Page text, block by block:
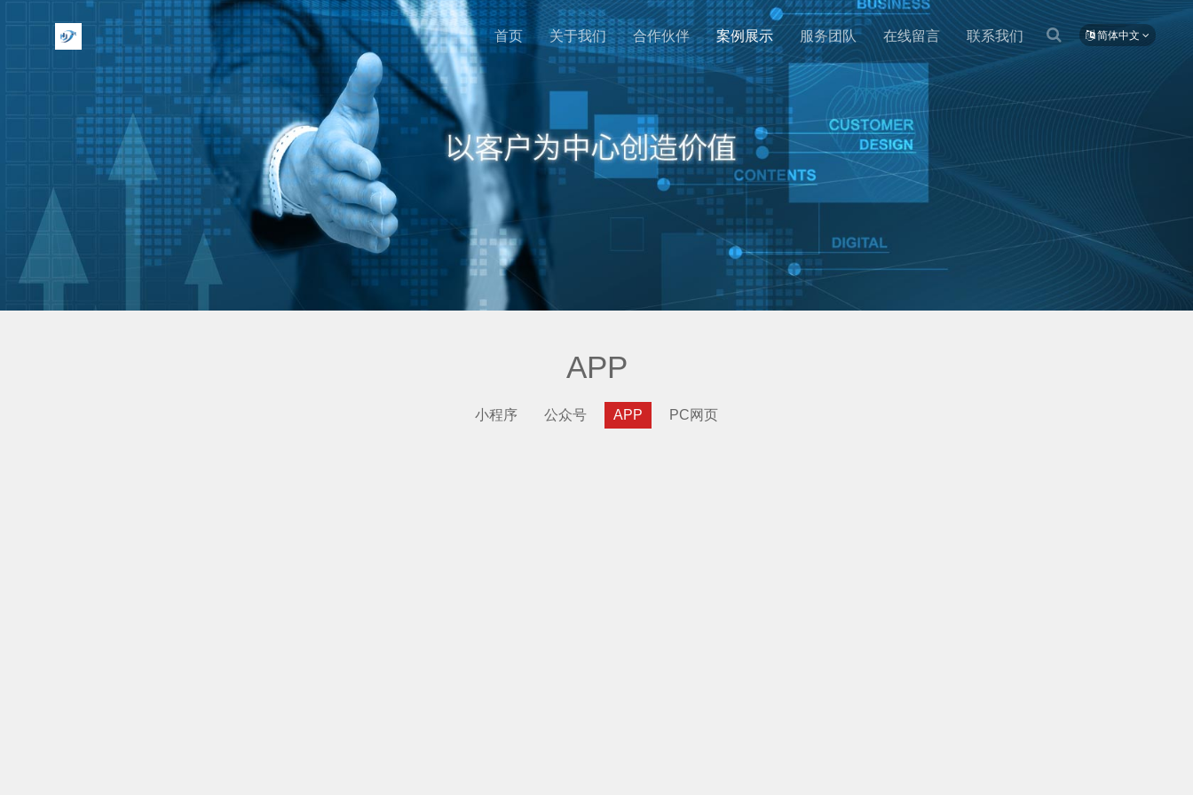
简体中文
首页 关于我们 合作伙伴 案例展示 服务团队 在线留言 联系我们
APP
小程序 公众号 APP PC网页